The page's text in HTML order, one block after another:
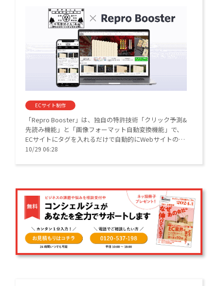
ECサイト制作
「Repro Booster」は、独自の特許技術「クリック予測&
先読み機能」と「画像フォーマット自動変換機能」で、
ECサイトにタグを入れるだけで自動的にWebサイトの表
示速度を高速化するサイトスピード改善ツール。初期設
10/29 06:28